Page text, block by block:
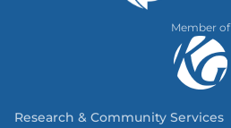
Member of
Research & Community Services